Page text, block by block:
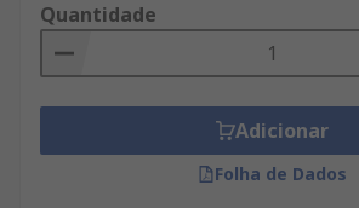
Quantidade
Adicionar
Folha de Dados